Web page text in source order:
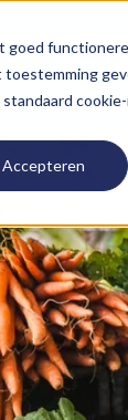
goed
Accepteren